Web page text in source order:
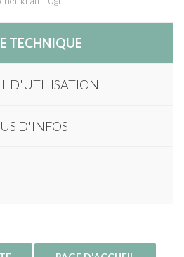
TECHNIQUE
D'UTILISATION
D'INFOS